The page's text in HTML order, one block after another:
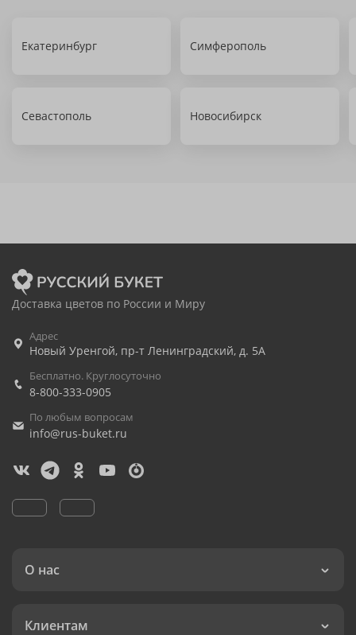
Екатеринбург Симферополь
Севастополь Новосибирск
Доставка цветов по России и Миру
Адрес
Новый Уренгой, пр-т Ленинградский, д. 5А
Бесплатно. Круглосуточно
8-800-333-0905
По любым вопросам
info@rus-buket.ru
О нас
Клиентам